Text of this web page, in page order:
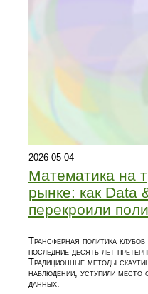
2026-05-04
Математика на
рынке: как Data
перекроили
Трансферная политика
последние десять лет
Традиционные методы
наблюдении, уступили место
данных.